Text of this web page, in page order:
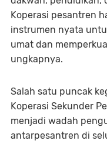
Koperasi pesantren
instrumen nyata
umat dan
ungkapnya.
Salah satu puncak
Koperasi Sekunder
menjadi wadah
antarpesantren di